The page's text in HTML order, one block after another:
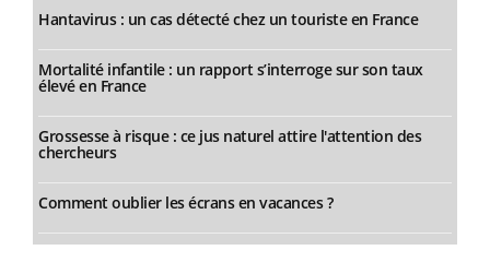
Hantavirus : un cas détecté chez un touriste en France
Mortalité infantile : un rapport s’interroge sur son taux
élevé en France
Grossesse à risque : ce jus naturel attire l'attention des
chercheurs
Comment oublier les écrans en vacances ?